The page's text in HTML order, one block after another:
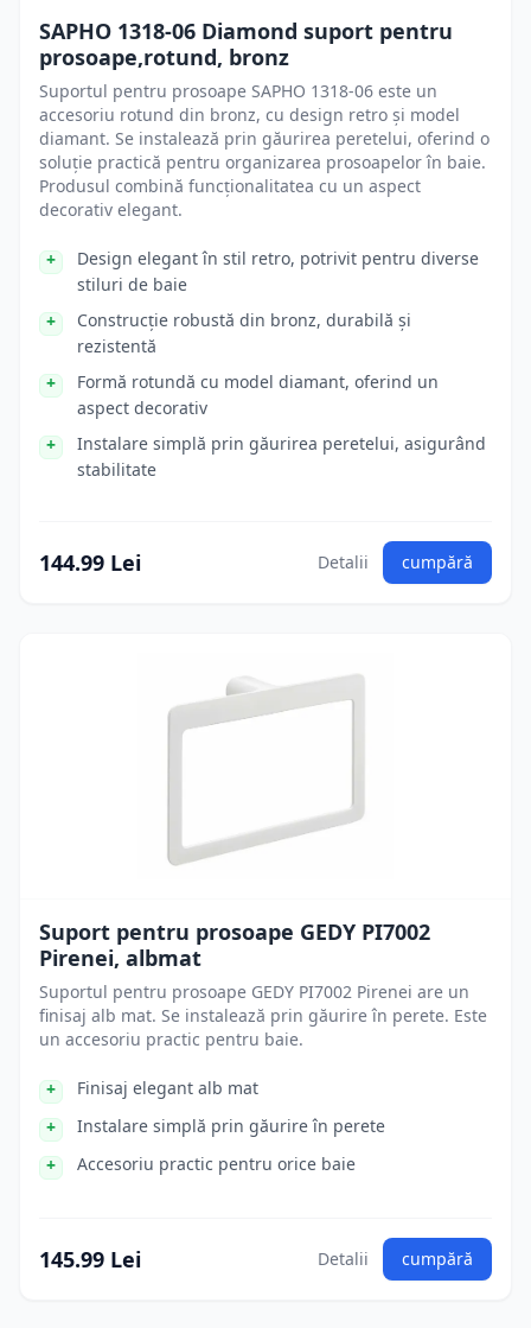
SAPHO 1318-06 Diamond suport pentru
prosoape,rotund, bronz
Suportul pentru prosoape SAPHO 1318-06 este un
accesoriu rotund din bronz, cu design retro și model
diamant. Se instalează prin găurirea peretelui, oferind o
soluție practică pentru organizarea prosoapelor în baie.
Produsul combină funcționalitatea cu un aspect
decorativ elegant.
Design elegant în stil retro, potrivit pentru diverse
stiluri de baie
Construcție robustă din bronz, durabilă și
rezistentă
Formă rotundă cu model diamant, oferind un
aspect decorativ
Instalare simplă prin găurirea peretelui, asigurând
stabilitate
144.99 Lei Detalii cumpără
Suport pentru prosoape GEDY PI7002
Pirenei, albmat
Suportul pentru prosoape GEDY PI7002 Pirenei are un
finisaj alb mat. Se instalează prin găurire în perete. Este
un accesoriu practic pentru baie.
Finisaj elegant alb mat
Instalare simplă prin găurire în perete
Accesoriu practic pentru orice baie
145.99 Lei Detalii cumpără